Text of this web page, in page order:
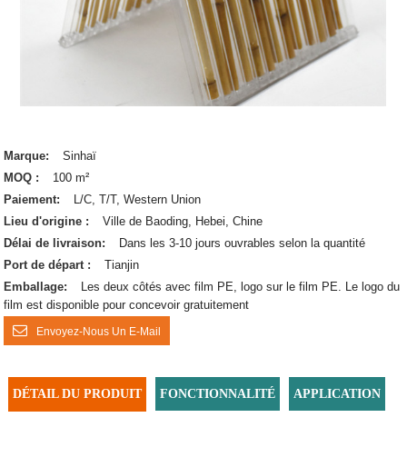
Marque:
Sinhaï
MOQ :
100 m²
Paiement:
L/C, T/T, Western Union
Lieu d'origine :
Ville de Baoding, Hebei, Chine
Délai de livraison:
Dans les 3-10 jours ouvrables selon la quantité
Port de départ :
Tianjin
Emballage:
Les deux côtés avec film PE, logo sur le film PE. Le logo du
film est disponible pour concevoir gratuitement
Envoyez-Nous Un E-Mail
DÉTAIL DU PRODUIT FONCTIONNALITÉ APPLICATION